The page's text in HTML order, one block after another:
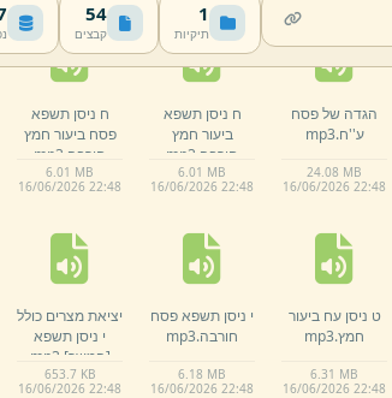
1
תיקיות
54
קבצים
הגדה של פסח
ע''ח.mp3
24.08 MB
16/06/2026 22:48
ח ניסן תשפא
ביעור חמץ
חורבה. mp3
6.01 MB
16/06/2026 22:48
ח ניסן תשפא
פסח ביעור חמץ
חורבה. mp3
6.01 MB
16/06/2026 22:48
ט ניסן עח ביעור
חמץ.mp3
6.31 MB
16/06/2026 22:48
י ניסן תשפא פסח
חורבה.mp3
6.18 MB
16/06/2026 22:48
יציאת מצרים כולל
י ניסן תשפא
[המשך] mp3
653.7 KB
16/06/2026 22:48